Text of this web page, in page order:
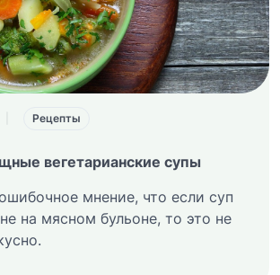
Рецепты
вегетарианские супы
мнение, что если суп
на мясном бульоне, то это не